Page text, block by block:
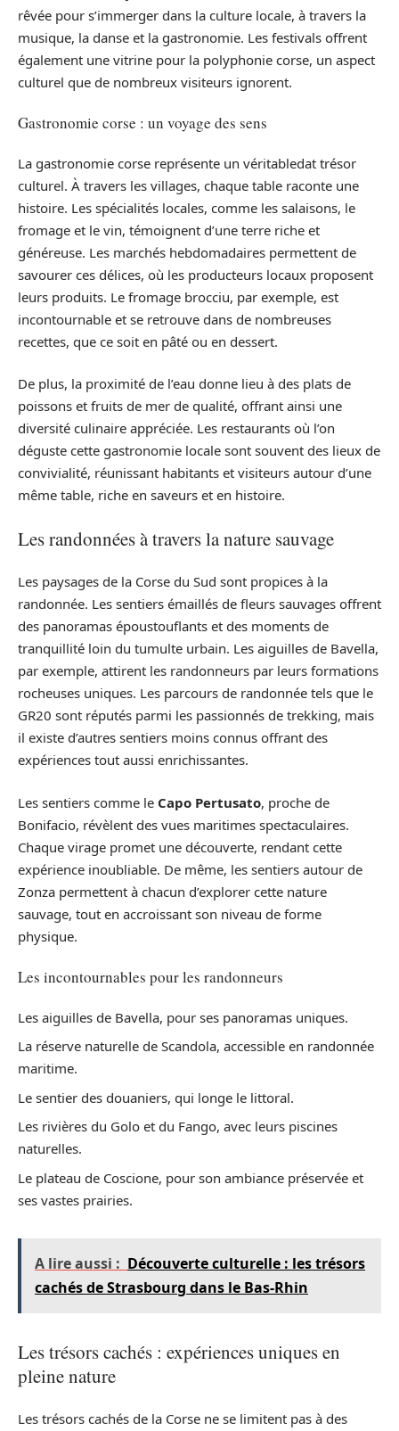
rêvée pour s’immerger dans la culture locale, à travers la
musique, la danse et la gastronomie. Les festivals offrent
également une vitrine pour la polyphonie corse, un aspect
culturel que de nombreux visiteurs ignorent.
Gastronomie corse : un voyage des sens
La gastronomie corse représente un véritabledat trésor
culturel. À travers les villages, chaque table raconte une
histoire. Les spécialités locales, comme les salaisons, le
fromage et le vin, témoignent d’une terre riche et
généreuse. Les marchés hebdomadaires permettent de
savourer ces délices, où les producteurs locaux proposent
leurs produits. Le fromage brocciu, par exemple, est
incontournable et se retrouve dans de nombreuses
recettes, que ce soit en pâté ou en dessert.
De plus, la proximité de l’eau donne lieu à des plats de
poissons et fruits de mer de qualité, offrant ainsi une
diversité culinaire appréciée. Les restaurants où l’on
déguste cette gastronomie locale sont souvent des lieux de
convivialité, réunissant habitants et visiteurs autour d’une
même table, riche en saveurs et en histoire.
Les randonnées à travers la nature sauvage
Les paysages de la Corse du Sud sont propices à la
randonnée. Les sentiers émaillés de fleurs sauvages offrent
des panoramas époustouflants et des moments de
tranquillité loin du tumulte urbain. Les aiguilles de Bavella,
par exemple, attirent les randonneurs par leurs formations
rocheuses uniques. Les parcours de randonnée tels que le
GR20 sont réputés parmi les passionnés de trekking, mais
il existe d’autres sentiers moins connus offrant des
expériences tout aussi enrichissantes.
Les sentiers comme le Capo Pertusato, proche de
Bonifacio, révèlent des vues maritimes spectaculaires.
Chaque virage promet une découverte, rendant cette
expérience inoubliable. De même, les sentiers autour de
Zonza permettent à chacun d’explorer cette nature
sauvage, tout en accroissant son niveau de forme
physique.
Les incontournables pour les randonneurs
Les aiguilles de Bavella, pour ses panoramas uniques.
La réserve naturelle de Scandola, accessible en randonnée
maritime.
Le sentier des douaniers, qui longe le littoral.
Les rivières du Golo et du Fango, avec leurs piscines
naturelles.
Le plateau de Coscione, pour son ambiance préservée et
ses vastes prairies.
A lire aussi : Découverte culturelle : les trésors
cachés de Strasbourg dans le Bas-Rhin
Les trésors cachés : expériences uniques en
pleine nature
Les trésors cachés de la Corse ne se limitent pas à des